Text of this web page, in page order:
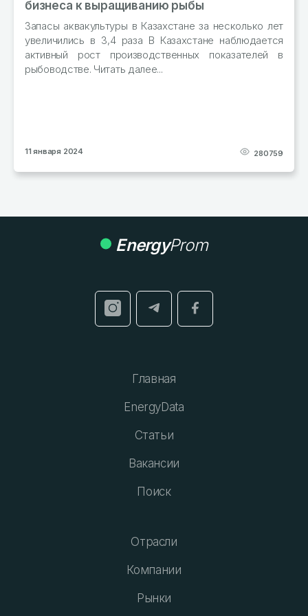
Производство муки в стране выросло на 1% За
январь–октябрь 2023 года в РК произвели 2,7 млн
тонн муки из зерновых Читать далее...
29 декабря 2023 277552
EnergyProm
Главная
EnergyData
Статьи
Вакансии
Поиск
Отрасли
Компании
Рынки